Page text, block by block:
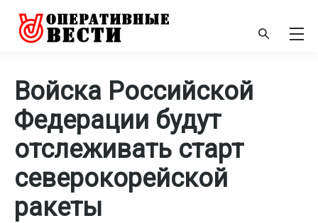
Войска Российской
Федерации будут
отслеживать старт
северокорейской
ракеты